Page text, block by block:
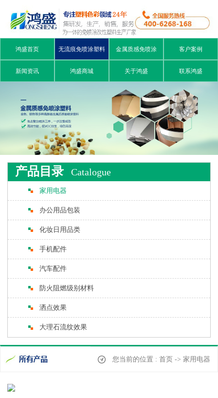
鸿盛首页 无流痕免喷涂塑料 金属质感免喷涂 客户案例
新闻资讯 鸿盛商城 关于鸿盛 联系鸿盛
产品目录 Catalogue
家用电器
办公用品包装
化妆日用品类
手机配件
汽车配件
防火阻燃级别材料
洒点效果
大理石流纹效果
您当前的位置 : 首页 -> 家用电器